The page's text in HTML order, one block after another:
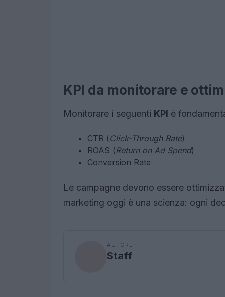
KPI da monitorare e
Monitorare i seguenti KPI è
CTR (Click-Through Rate)
ROAS (Return on Ad Spend)
Conversion Rate
Le campagne devono essere
marketing oggi è una scienza: ogni
AUTORE
Staff